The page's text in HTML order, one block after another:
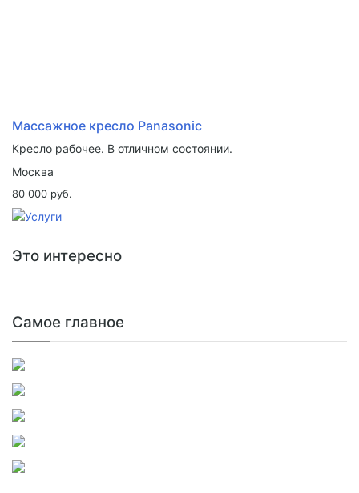
Массажное кресло Panasonic
Кресло рабочее. В отличном состоянии.
Москва
80 000 руб.
Это интересно
Самое главное